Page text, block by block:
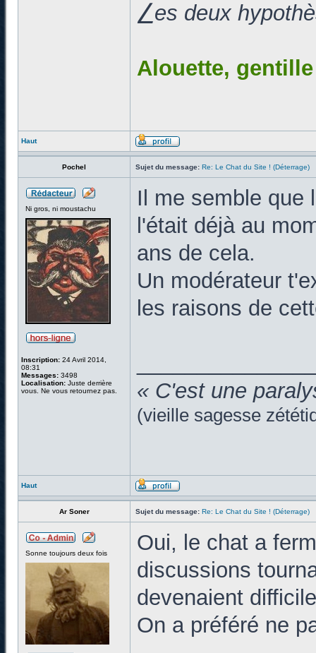
⎳es deux
Alouette,
Haut
Pochel Sujet du message: Re: Le Chat du Site ! (Déterrage)
Ni gros, ni moustachu
Inscription: 24 Avril 2014,
08:31
Messages: 3498
Localisation: Juste derrière
vous. Ne vous retournez pas.
Il me semble que
l'était déjà au
ans de cela.
Un modérateur
les raisons de
« C'est une
(vieille sagesse
Haut
Ar Soner Sujet du message: Re: Le Chat du Site ! (Déterrage)
Sonne toujours deux fois
Oui, le chat a
discussions
devenaient
On a préféré ne